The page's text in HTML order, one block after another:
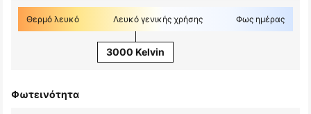
Θερμό λευκό Λευκό γενικής χρήσης Φως ημέρας
3000 Kelvin
Φωτεινότητα